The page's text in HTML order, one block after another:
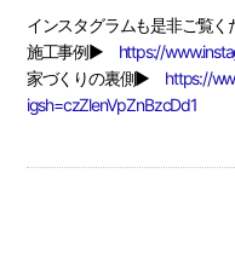
インスタグラムも是非ご覧く
施工事例▶ https://
家づくりの裏側▶ https://
igsh=czZlenVpZnBzcDd1